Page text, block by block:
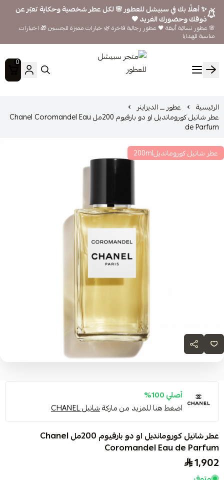
✨ أهلًا بك في سبيشل للعطور 🌸 لكل عطر شخصية وحكاية تعبّر عن
ذوقك وحضورك الفريد 🖤
🌸 عطور نسائية أنيقة 🖤 عطور رجالية فاخرة 🌿 خيارات مميزة للجنسين 🎁 اختيارات
مناسبة للهدايا
متجر سبيشل للعطور
0
الرئيسية عطور ـــ الديزاينر
عطر شانيل كورومانديل او دو بارفيوم 200مل Chanel Coromandel Eau
de Parfum
عطر شانيل كورومانديل200ml
أصلي 100%
اضغط هنا للمزيد من ماركةشانيل CHANEL
عطر شانيل كورومانديل او دو بارفيوم 200مل Chanel
Coromandel Eau de Parfum
1,902